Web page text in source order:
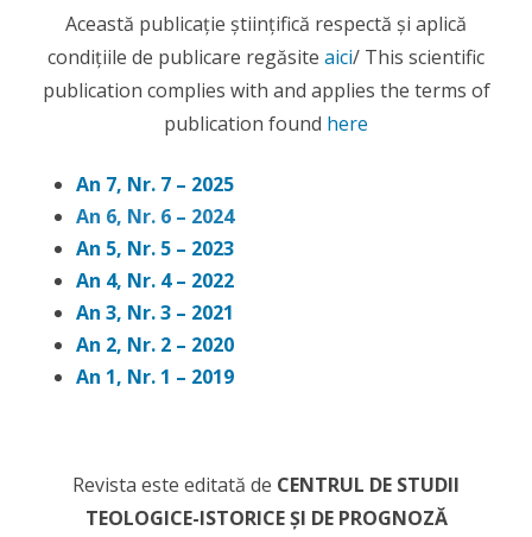
Această publicație științifică respectă și aplică
condițiile de publicare regăsite aici/ This scientific
publication complies with and applies the terms of
publication found here
An 7, Nr. 7 – 2025
An 6, Nr. 6 – 2024
An 5, Nr. 5 – 2023
An 4, Nr. 4 – 2022
An 3, Nr. 3 – 2021
An 2, Nr. 2 – 2020
An 1, Nr. 1 – 2019
Revista este editată de CENTRUL DE STUDII
TEOLOGICE-ISTORICE ȘI DE PROGNOZĂ